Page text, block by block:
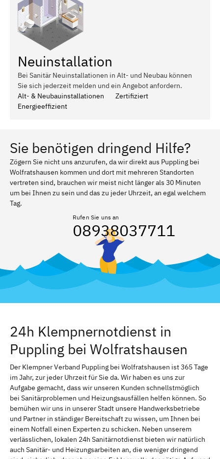
Neuinstallation
Bei Sanitär Neuinstallationen in Alt- und Neubau können
Sie sich jederzeit melden und ein Angebot anfordern.
Alt- & Neubauinstallationen
Zertifiziert
Energieeffizient
Sie benötigen dringend Hilfe?
Zögern Sie nicht uns anzurufen, da wir direkt aus Puppling bei
Wolfratshausen kommen und dort mit mehreren Standorten
vertreten sind, brauchen wir meist nicht länger als 30 Minuten
um bei Ihnen zu sein und das zu jeder Uhrzeit, an egal welchem
Tag.
Rufen Sie uns an
08938037711
24h Klempnernotdienst in
Puppling bei Wolfratshausen
Der Klempner Verband Puppling bei Wolfratshausen ist 365 Tage
im Jahr, zur jeder Uhrzeit für Sie da. Wir haben es uns zur
Aufgabe gemacht, dass wir unseren Kunden schnellstmöglich
bei Sanitärproblemen und Heizungsausfällen helfen können. So
bemühen wir uns in unserer Stadt unsere Handwerksbetriebe
und Partner in ständiger Bereitschaft zu wissen, um Ihnen bei
einem Notfall einen Experten zu schicken. Neben unserem
verlässlichen, lokalen 24h Sanitärnotdienst bieten wir natürlich
auch Sanitär- und Heizungsarbeiten an, die weniger dringend